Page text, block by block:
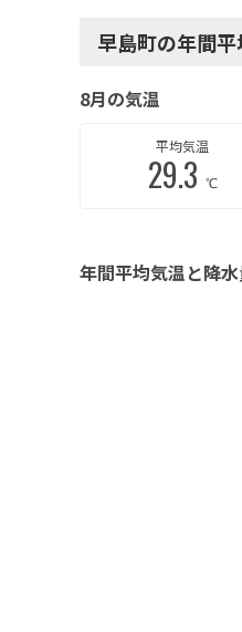
早島町の年間
8月の気温
平均気温
29.3 ℃
年間平均気温と降